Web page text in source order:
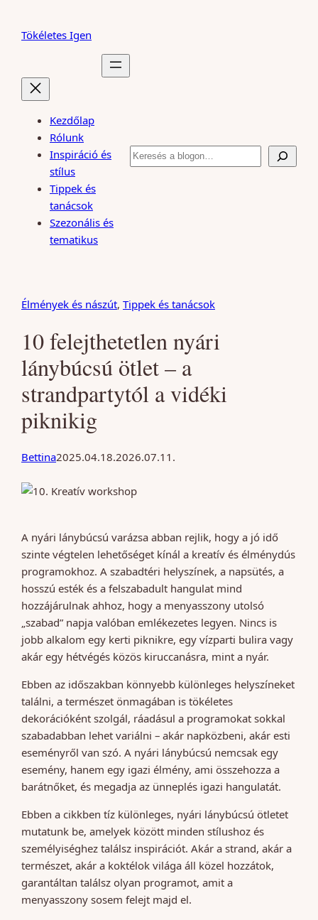
Tökéletes Igen
Kezdőlap
Rólunk
Inspiráció és
stílus
Tippek és
tanácsok
Szezonális és
tematikus
Keresés
Élmények és nászút, Tippek és tanácsok
10 felejthetetlen nyári
lánybúcsú ötlet – a
strandpartytól a vidéki
piknikig
Bettina2025.04.18.2026.07.11.
A nyári lánybúcsú varázsa abban rejlik, hogy a jó idő
szinte végtelen lehetőséget kínál a kreatív és élménydús
programokhoz. A szabadtéri helyszínek, a napsütés, a
hosszú esték és a felszabadult hangulat mind
hozzájárulnak ahhoz, hogy a menyasszony utolsó
„szabad” napja valóban emlékezetes legyen. Nincs is
jobb alkalom egy kerti piknikre, egy vízparti bulira vagy
akár egy hétvégés közös kiruccanásra, mint a nyár.
Ebben az időszakban könnyebb különleges helyszíneket
találni, a természet önmagában is tökéletes
dekorációként szolgál, ráadásul a programokat sokkal
szabadabban lehet variálni – akár napközbeni, akár esti
eseményről van szó. A nyári lánybúcsú nemcsak egy
esemény, hanem egy igazi élmény, ami összehozza a
barátnőket, és megadja az ünneplés igazi hangulatát.
Ebben a cikkben tíz különleges, nyári lánybúcsú ötletet
mutatunk be, amelyek között minden stílushoz és
személyiséghez találsz inspirációt. Akár a strand, akár a
természet, akár a koktélok világa áll közel hozzátok,
garantáltan találsz olyan programot, amit a
menyasszony sosem felejt majd el.